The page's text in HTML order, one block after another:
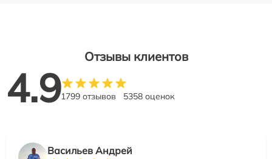
Отзывы клиентов
4.91799 отзывов 5358 оценок
Васильев Андрей